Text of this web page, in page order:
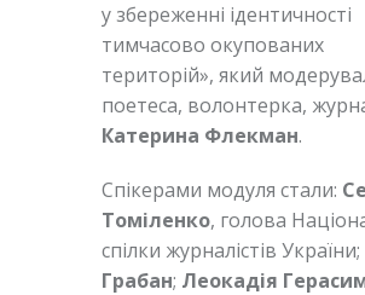
у збереженні ідентичності
тимчасово окупованих
територій», який
поетеса, волонтерка,
Катерина Флекман.
Спікерами модуля стали:
Томіленко, голова
спілки журналістів України;
Грабан; Леокадія